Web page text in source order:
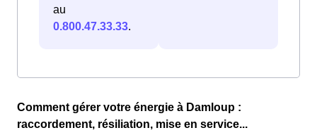
au
0.800.47.33.33.
Comment gérer votre énergie à Damloup :
raccordement, résiliation, mise en service...